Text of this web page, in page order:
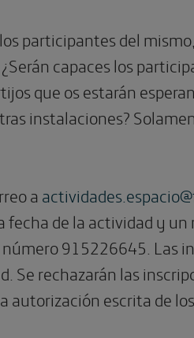
participantes del
capaces los
que os estarán
instalaciones?
a actividades.espacio@
de la actividad y
915226645. Las
Se rechazarán las
autorización escrita de